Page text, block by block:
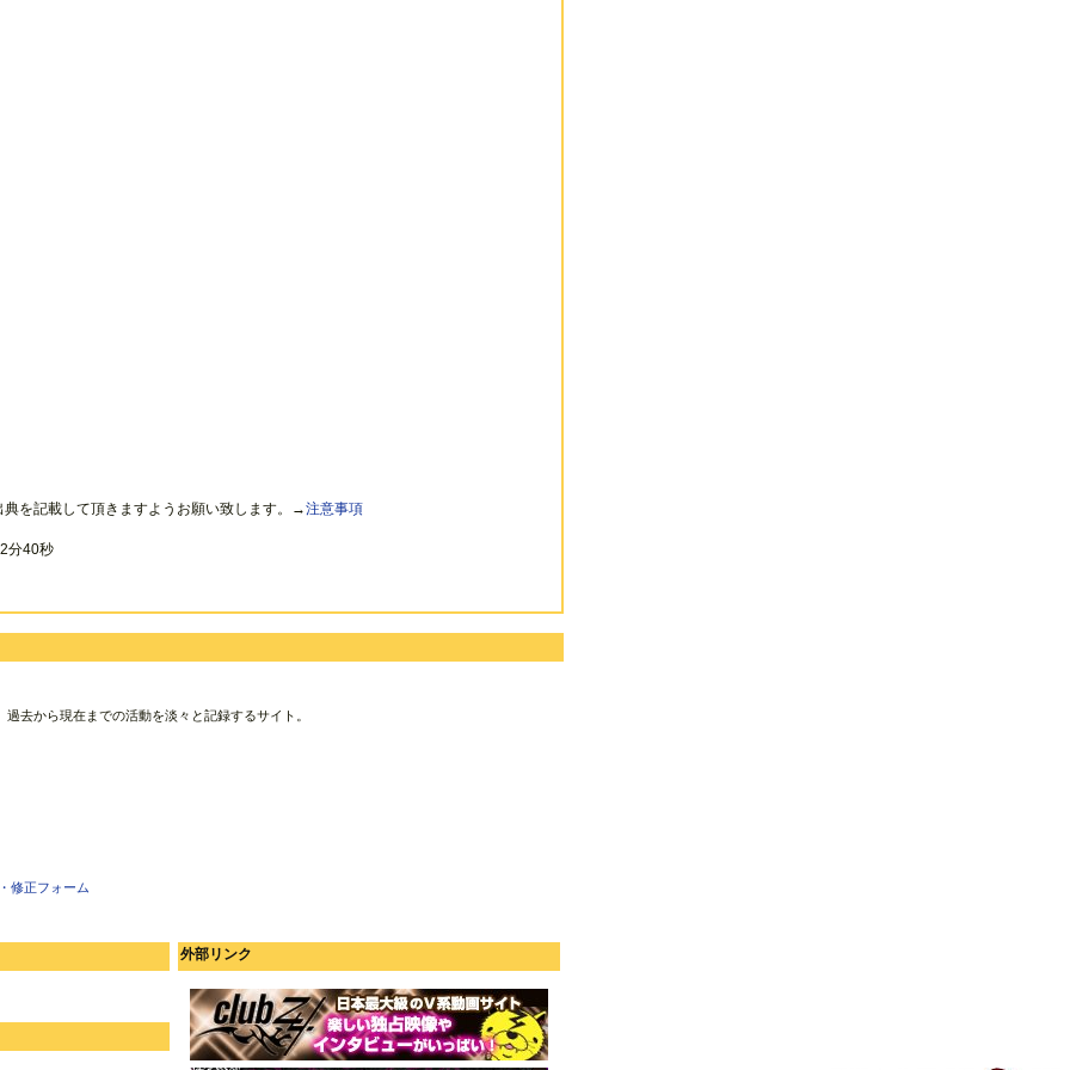
を記載して頂きますようお願い致します。→注意事項
分40秒
去から現在までの活動を淡々と記録するサイト。
修正フォーム
外部リンク